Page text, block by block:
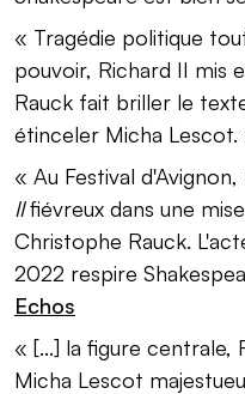
« Tragédie politique
pouvoir, Richard II mis
Rauck fait briller le
étinceler Micha Lescot.
« Au Festival
IIfiévreux dans une
Christophe Rauck.
2022 respire
Echos
« [...] la figure centrale,
Micha Lescot